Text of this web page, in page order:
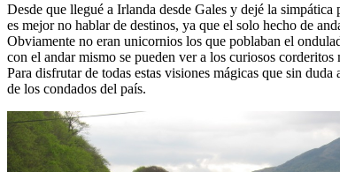
Desde que llegué a Irlanda desde Gales y dejé la
es mejor no hablar de destinos, ya que el solo hecho de
Obviamente no eran unicornios los que poblaban el
con el andar mismo se pueden ver a los curiosos
Para disfrutar de todas estas visiones mágicas que sin
de los condados del país.